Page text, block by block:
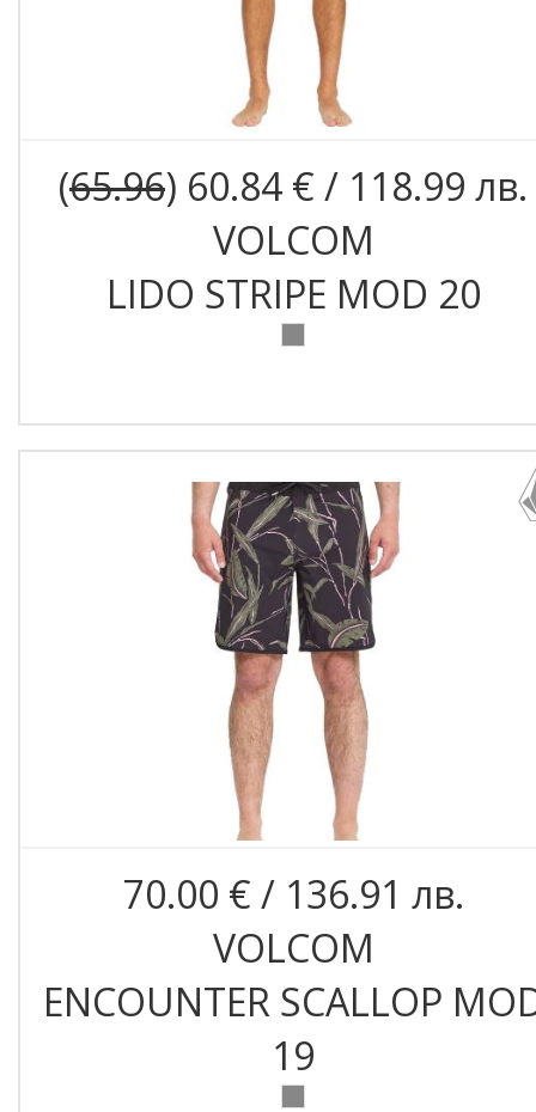
(65.96) 60.84 € / 118.99 лв.
VOLCOM
LIDO STRIPE MOD 20
70.00 € / 136.91 лв.
VOLCOM
ENCOUNTER SCALLOP
19